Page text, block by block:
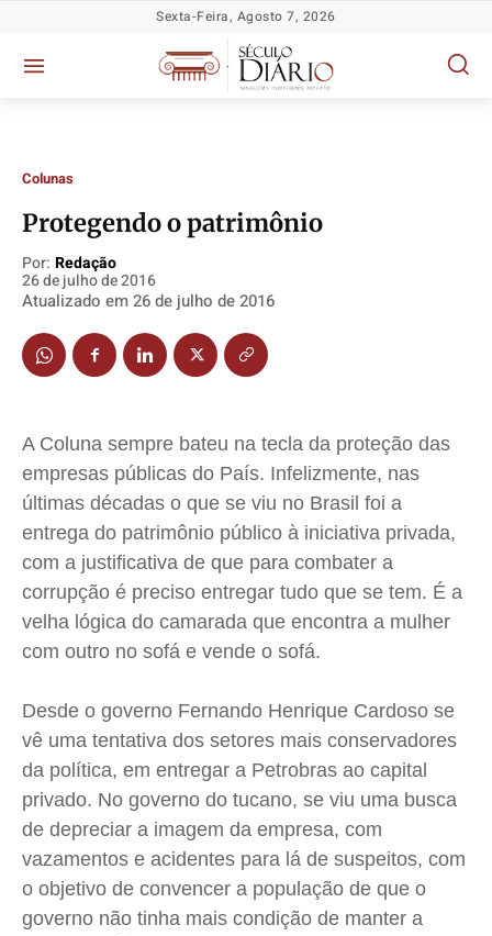
Socioeconômicas
Justiça
Educação
Meio Ambiente
Saúde
Cidades
Direitos
Economia
Cultura
Colunas
Gustavo Bastos
Publicidade Legal
Anuncie
Socioeconômicas
Justiça
Educação
Meio Ambiente
Saúde
Cidades
Direitos
Economia
Cultura
Colunas
Gustavo Bastos
Publicidade Legal
Anuncie
Socioeconômicas
Justiça
Educação
Meio Ambiente
Saúde
Cidades
Direitos
Economia
Cultura
Colunas
Gustavo Bastos
Publicidade Legal
Anuncie
Socioeconômicas
Justiça
Educação
Meio Ambiente
Saúde
Cidades
Direitos
Economia
Cultura
Colunas
Gustavo Bastos
Publicidade Legal
Anuncie
Sexta-Feira, Agosto 7, 2026
Colunas
Protegendo o patrimônio
Por: Redação
26 de julho de 2016
Atualizado em 26 de julho de 2016
A Coluna sempre bateu na tecla da proteção das
empresas públicas do País. Infelizmente, nas
últimas décadas o que se viu no Brasil foi a
entrega do patrimônio público à iniciativa privada,
com a justificativa de que para combater a
corrupção é preciso entregar tudo que se tem. É a
velha lógica do camarada que encontra a mulher
com outro no sofá e vende o sofá.
Desde o governo Fernando Henrique Cardoso se
vê uma tentativa dos setores mais conservadores
da política, em entregar a Petrobras ao capital
privado. No governo do tucano, se viu uma busca
de depreciar a imagem da empresa, com
vazamentos e acidentes para lá de suspeitos, com
o objetivo de convencer a população de que o
governo não tinha mais condição de manter a